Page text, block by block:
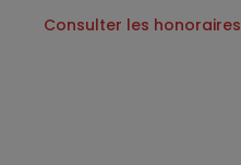
Consulter les honoraires